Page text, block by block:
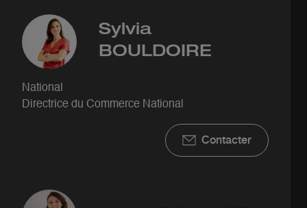
Sylvia
BOULDOIRE
National
Directrice du Commerce National
Contacter